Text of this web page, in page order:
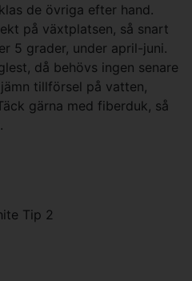
de övriga efter hand.
på växtplatsen, så snart
5 grader, under april-juni.
då behövs ingen senare
tillförsel på vatten,
gärna med fiberduk, så
Tip 2